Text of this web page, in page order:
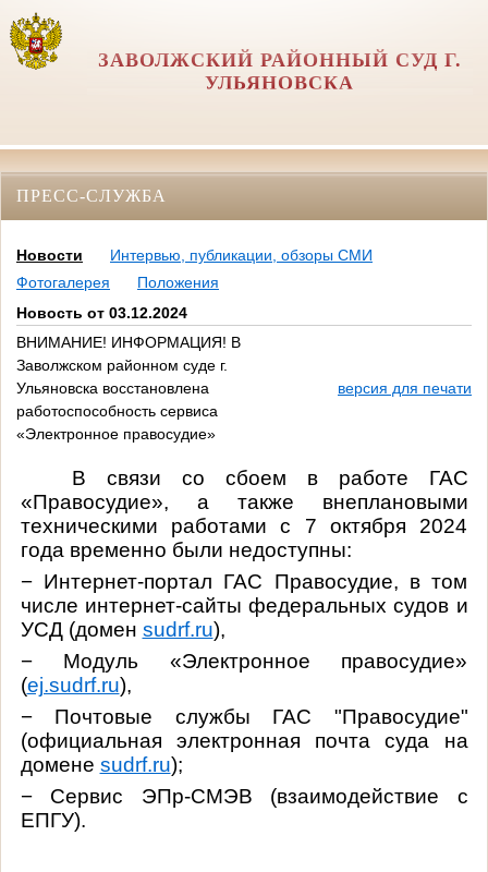
ЗАВОЛЖСКИЙ РАЙОННЫЙ СУД Г.
УЛЬЯНОВСКА
ПРЕСС-СЛУЖБА
Новости
Интервью, публикации, обзоры СМИ
Фотогалерея
Положения
Новость от 03.12.2024
ВНИМАНИЕ! ИНФОРМАЦИЯ! В
Заволжском районном суде г.
Ульяновска восстановлена
работоспособность сервиса
«Электронное правосудие»
версия для печати
В связи со сбоем в работе ГАС
«Правосудие», а также внеплановыми
техническими работами с 7 октября 2024
года временно были недоступны:
− Интернет-портал ГАС Правосудие, в том
числе интернет-сайты федеральных судов и
УСД (домен sudrf.ru),
− Модуль «Электронное правосудие»
(ej.sudrf.ru),
− Почтовые службы ГАС "Правосудие"
(официальная электронная почта суда на
домене sudrf.ru);
− Сервис ЭПр-СМЭВ (взаимодействие с
ЕПГУ).